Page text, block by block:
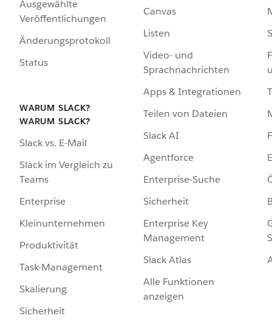
Ausgewählte
Veröffentlichungen
Änderungsprotokoll
Status
WARUM SLACK?
WARUM SLACK?
Slack vs. E-Mail
Slack im Vergleich zu
Teams
Enterprise
Kleinunternehmen
Produktivität
Task-Management
Skalierung
Sicherheit
Canvas
Listen
Video- und
Sprachnachrichten
Apps & Integrationen
Teilen von Dateien
Slack AI
Agentforce
Enterprise-Suche
Sicherheit
Enterprise Key
Management
Slack Atlas
Alle Funktionen
anzeigen